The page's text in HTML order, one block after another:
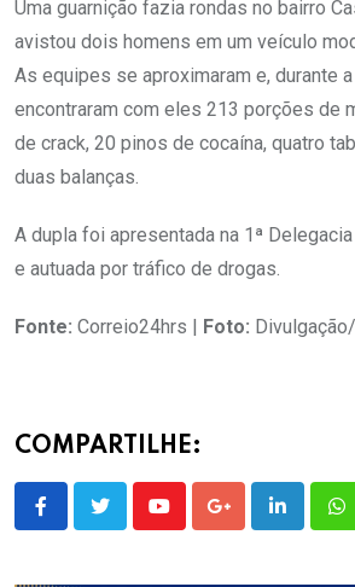
Uma guarnição fazia rondas no bairro
avistou dois homens em um veículo
As equipes se aproximaram e, durante
encontraram com eles 213 porções de
de crack, 20 pinos de cocaína, quatro
duas balanças.
A dupla foi apresentada na 1ª
e autuada por tráfico de drogas.
Fonte: Correio24hrs | Foto:
COMPARTILHE:
YoutubeGoogle+LinkedIn